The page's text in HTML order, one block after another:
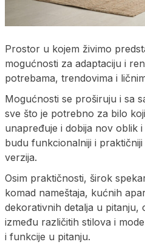
Prostor u kojem živimo
mogućnosti za adaptaciju i
potrebama, trendovima i
Mogućnosti se proširuju i sa
sve što je potrebno za bilo
unapređuje i dobija nov oblik
budu funkcionalniji i
verzija.
Osim praktičnosti, širok
komad nameštaja, kućnih
dekorativnih detalja u pitanju,
između različitih stilova i
i funkcije u pitanju.